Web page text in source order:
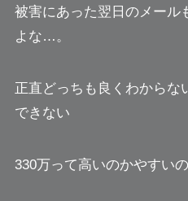
被害にあった翌日のメール
よな…。
正直どっちも良くわからな
できない
330万って高いのかやすい